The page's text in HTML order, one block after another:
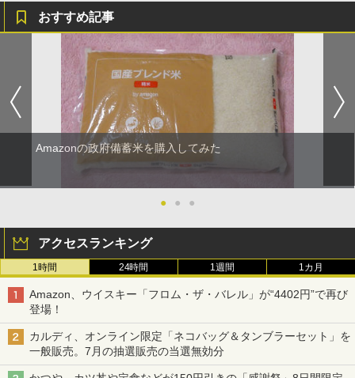
おすすめ記事
Amazonの政府備蓄米を購入してみた
● ● ●
アクセスランキング
1時間 24時間 1週間 1カ月
Amazon、ウイスキー「フロム・ザ・バレル」が“4402円”で再び
登場！
カルディ、オンライン限定「ネコバッグ＆タンブラーセット」を
一般販売。7月の抽選販売の当選無効分